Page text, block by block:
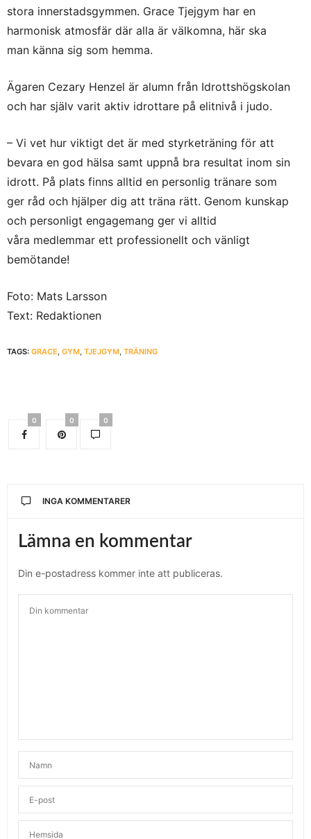
stora innerstadsgymmen. Grace Tjejgym har en
harmonisk atmosfär där alla är välkomna, här ska
man känna sig som hemma.
Ägaren Cezary Henzel är alumn från Idrottshögskolan
och har själv varit aktiv idrottare på elitnivå i judo.
– Vi vet hur viktigt det är med styrketräning för att
bevara en god hälsa samt uppnå bra resultat inom sin
idrott. På plats finns alltid en personlig tränare som
ger råd och hjälper dig att träna rätt. Genom kunskap
och personligt engagemang ger vi alltid
våra medlemmar ett professionellt och vänligt
bemötande!
Foto: Mats Larsson
Text: Redaktionen
TAGS: GRACE, GYM, TJEJGYM, TRÄNING
0 0 0
INGA KOMMENTARER
Lämna en kommentar
Din e-postadress kommer inte att publiceras.